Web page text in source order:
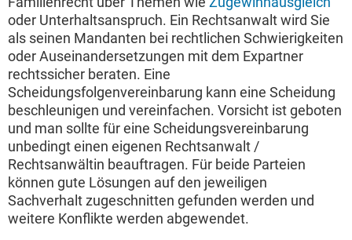
oder Unterhaltsanspruch. Ein Rechtsanwalt wird Sie
als seinen Mandanten bei rechtlichen Schwierigkeiten
oder Auseinandersetzungen mit dem Expartner
rechtssicher beraten. Eine
Scheidungsfolgenvereinbarung kann eine Scheidung
beschleunigen und vereinfachen. Vorsicht ist geboten
und man sollte für eine Scheidungsvereinbarung
unbedingt einen eigenen Rechtsanwalt /
Rechtsanwältin beauftragen. Für beide Parteien
können gute Lösungen auf den jeweiligen
Sachverhalt zugeschnitten gefunden werden und
weitere Konflikte werden abgewendet.